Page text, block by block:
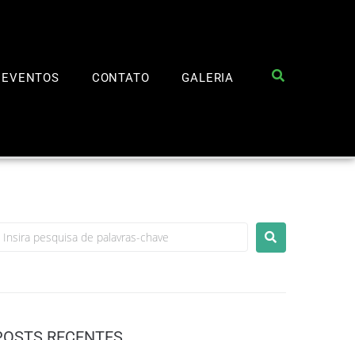
EVENTOS CONTATO GALERIA